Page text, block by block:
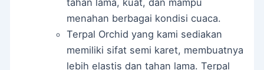
tahan lama, kuat, dan mampu
menahan berbagai kondisi cuaca.
Terpal Orchid yang kami sediakan
memiliki sifat semi karet, membuatnya
lebih elastis dan tahan lama. Terpal